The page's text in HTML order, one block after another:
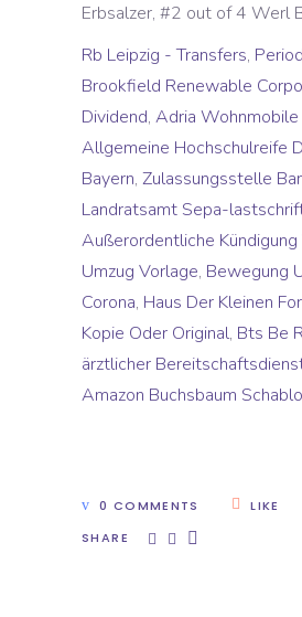
Erbsalzer, #2 out of 4 Werl
Rb Leipzig - Transfers,
Brookfield Renewable
Dividend, Adria
Allgemeine Hochschulreife
Bayern, Zulassungsstelle
Landratsamt Sepa-
Außerordentliche
Umzug Vorlage, Bewegung
Corona, Haus Der Kleinen
Kopie Oder Original, Bts Be
ärztlicher
Amazon Buchsbaum
0 COMMENTS
LIKE
SHARE